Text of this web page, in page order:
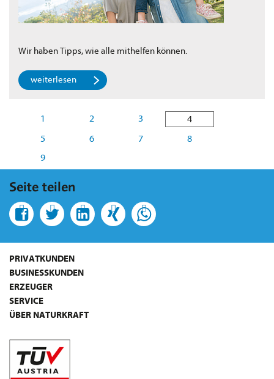
Wir haben Tipps, wie alle mithelfen können.
weiterlesen
1 2 3
4
5
6 7
8
9
Seite teilen
PRIVATKUNDEN
BUSINESSKUNDEN
ERZEUGER
SERVICE
ÜBER NATURKRAFT